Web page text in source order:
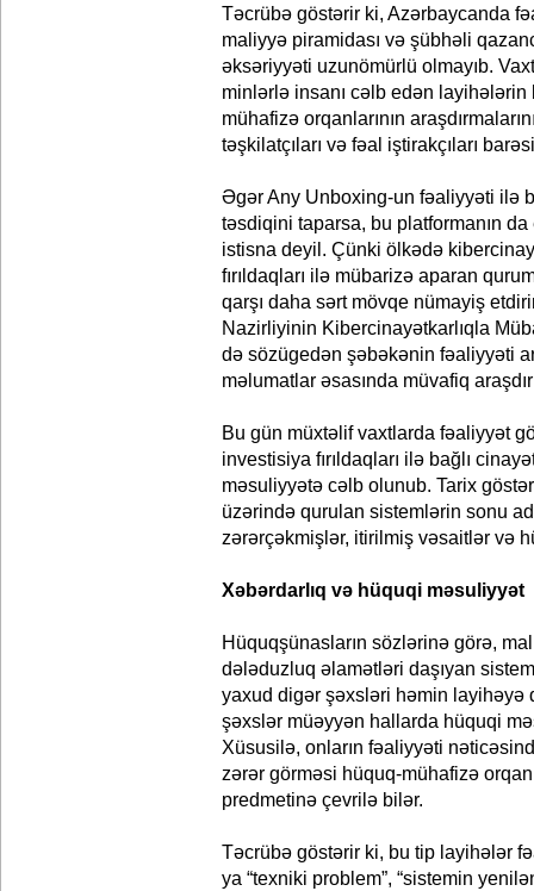
Təcrübə göstərir ki, Azərbaycanda
maliyyə piramidası və şübhəli
əksəriyyəti uzunömürlü olmayıb.
minlərlə insanı cəlb edən
mühafizə orqanlarının
təşkilatçıları və fəal iştirakçıları
Əgər Any Unboxing-un fəaliyyəti ilə
təsdiqini taparsa, bu platformanın
istisna deyil. Çünki ölkədə
fırıldaqları ilə mübarizə aparan
qarşı daha sərt mövqe nümayiş
Nazirliyinin Kibercinayətkarlıqla
də sözügedən şəbəkənin fəaliyyəti
məlumatlar əsasında müvafiq
Bu gün müxtəlif vaxtlarda fəaliyyət
investisiya fırıldaqları ilə bağlı
məsuliyyətə cəlb olunub. Tarix
üzərində qurulan sistemlərin sonu
zərərçəkmişlər, itirilmiş vəsaitlər və
Xəbərdarlıq və hüquqi məsuliyyət
Hüquqşünasların sözlərinə görə,
dələduzluq əlamətləri daşıyan
yaxud digər şəxsləri həmin layihəyə
şəxslər müəyyən hallarda hüquqi
Xüsusilə, onların fəaliyyəti
zərər görməsi hüquq-mühafizə
predmetinə çevrilə bilər.
Təcrübə göstərir ki, bu tip layihələr
ya “texniki problem”, “sistemin